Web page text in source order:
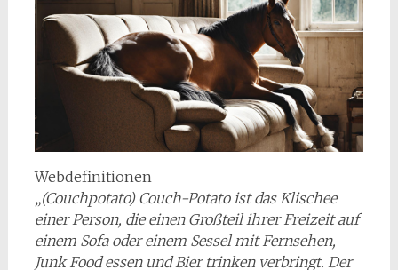
Webdefinitionen
„(Couchpotato) Couch-Potato ist das Klischee
einer Person, die einen Großteil ihrer Freizeit auf
einem Sofa oder einem Sessel mit Fernsehen,
Junk Food essen und Bier trinken verbringt. Der